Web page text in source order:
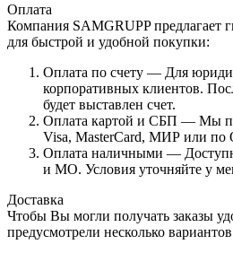
Оплата
Компания SAMGRUPP предлагает
для быстрой и удобной покупки:
Оплата по счету — Для
корпоративных клиентов.
будет выставлен счет.
Оплата картой и СБП — Мы
Visa, MasterCard, МИР или по
Оплата наличными —
и МО. Условия уточняйте у
Доставка
Чтобы Вы могли получать заказы
предусмотрели несколько